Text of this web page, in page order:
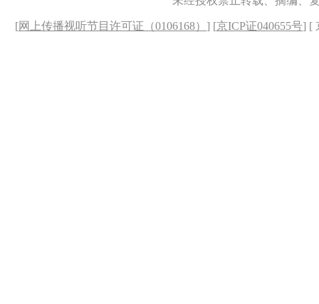
[网上传播视听节目许可证（0106168） ] [京ICP证040655号] [